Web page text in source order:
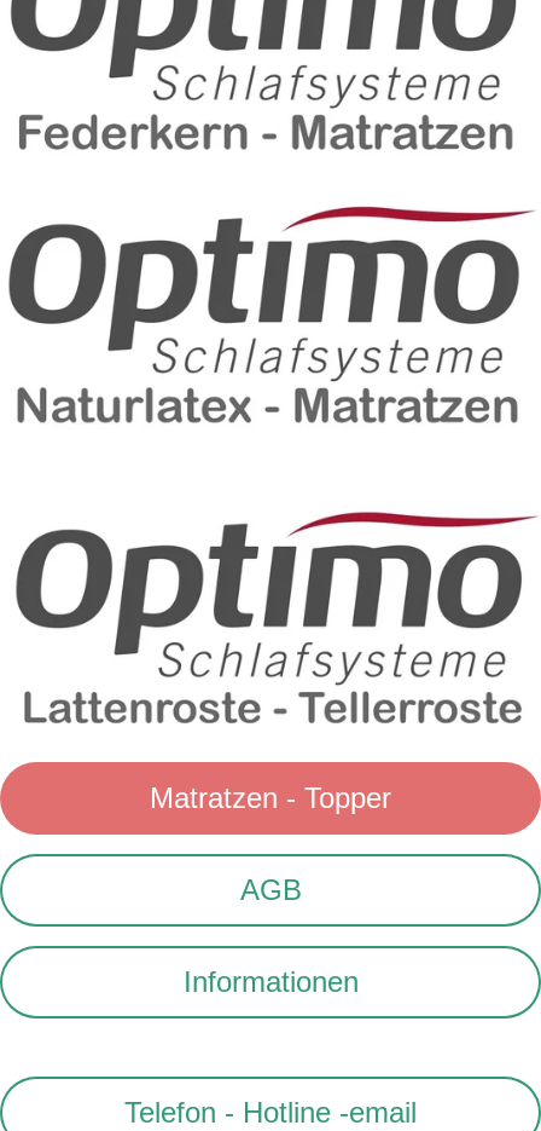
Matratzen - Topper
AGB
Informationen
Telefon - Hotline -email